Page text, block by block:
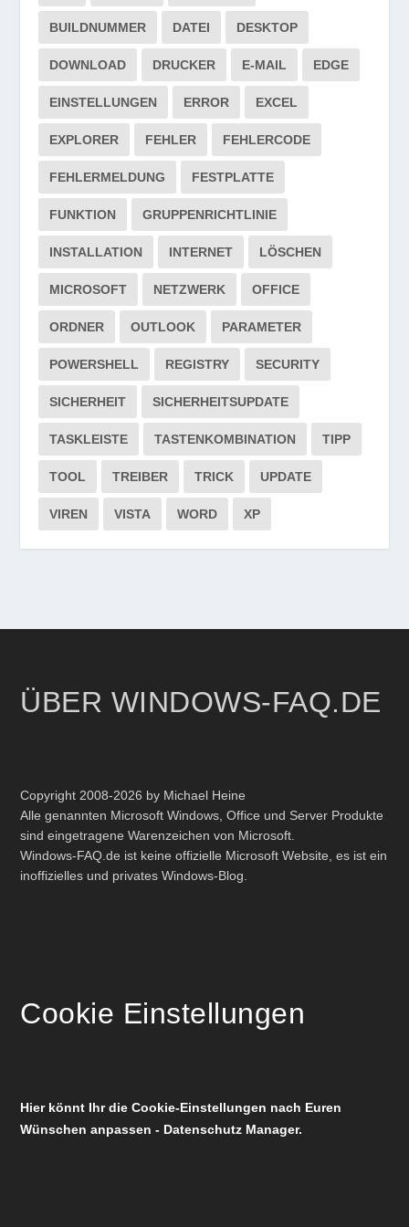
BUILDNUMMER DATEI DESKTOP
DOWNLOAD DRUCKER E-MAIL EDGE
EINSTELLUNGEN ERROR EXCEL
EXPLORER FEHLER FEHLERCODE
FEHLERMELDUNG FESTPLATTE
FUNKTION GRUPPENRICHTLINIE
INSTALLATION INTERNET LÖSCHEN
MICROSOFT NETZWERK OFFICE
ORDNER OUTLOOK PARAMETER
POWERSHELL REGISTRY SECURITY
SICHERHEIT SICHERHEITSUPDATE
TASKLEISTE TASTENKOMBINATION TIPP
TOOL TREIBER TRICK UPDATE
VIREN VISTA WORD XP
ÜBER WINDOWS-FAQ.DE
Copyright 2008-2026 by Michael Heine
Alle genannten Microsoft Windows, Office und Server Produkte
sind eingetragene Warenzeichen von Microsoft.
Windows-FAQ.de ist keine offizielle Microsoft Website, es ist ein
inoffizielles und privates Windows-Blog.
Cookie Einstellungen
Hier könnt Ihr die Cookie-Einstellungen nach Euren
Wünschen anpassen - Datenschutz Manager.